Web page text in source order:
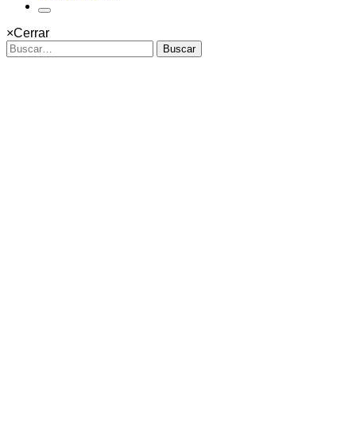
×Cerrar
Buscar